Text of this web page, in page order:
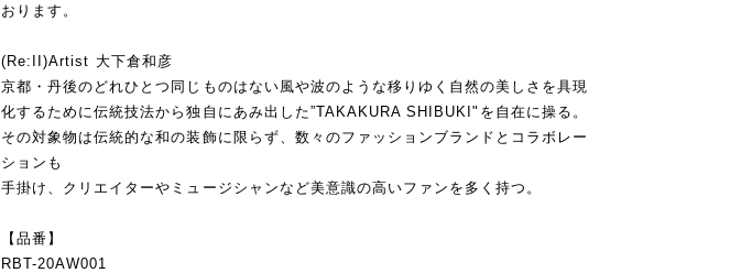
おります。
(Re:II)Artist 大下倉和彦
京都・丹後のどれひとつ同じものはない風や波のような移りゆく自然の美しさを具現
化するために伝統技法から独自にあみ出した”TAKAKURA SHIBUKI"を自在に操る。
その対象物は伝統的な和の装飾に限らず、数々のファッションブランドとコラボレー
ションも
手掛け、クリエイターやミュージシャンなど美意識の高いファンを多く持つ。
【品番】
RBT-20AW001